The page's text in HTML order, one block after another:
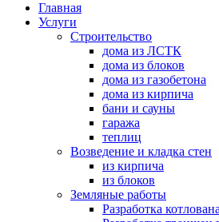
Главная
Услуги
Строительство
дома из ЛСТК
дома из блоков
дома из газобетона
дома из кирпича
бани и сауны
гаража
теплиц
Возведение и кладка стен
из кирпича
из блоков
Земляные работы
Разработка